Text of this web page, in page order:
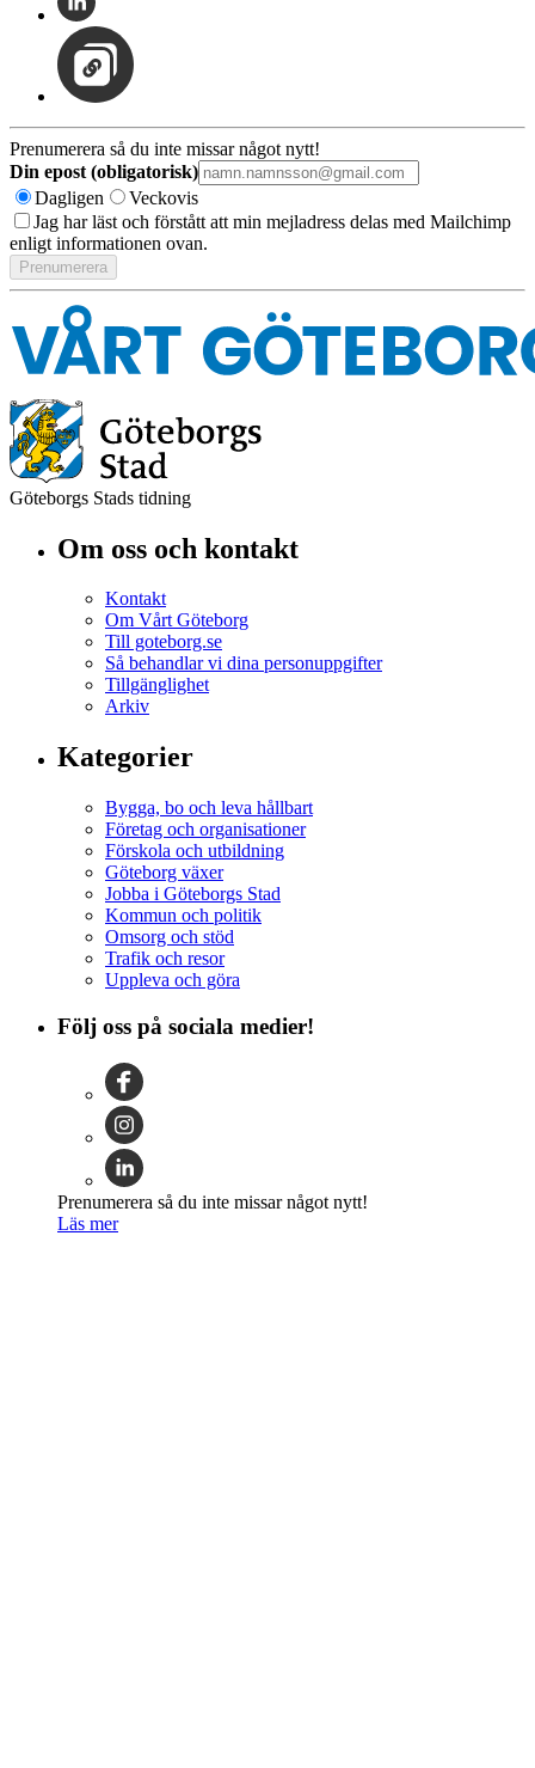
Prenumerera så du inte missar något nytt!
Din epost (obligatorisk)
Dagligen
Veckovis
Jag har läst och förstått att min mejladress delas med Mailchimp
enligt informationen ovan.
Göteborgs Stads tidning
Om oss och kontakt
Kontakt
Om Vårt Göteborg
Till goteborg.se
Så behandlar vi dina personuppgifter
Tillgänglighet
Arkiv
Kategorier
Bygga, bo och leva hållbart
Företag och organisationer
Förskola och utbildning
Göteborg växer
Jobba i Göteborgs Stad
Kommun och politik
Omsorg och stöd
Trafik och resor
Uppleva och göra
Följ oss på sociala medier!
Prenumerera så du inte missar något nytt!
Läs mer